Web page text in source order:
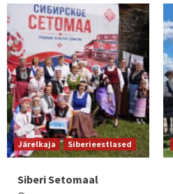
Järelkaja Siberieestlased
Siberi Setomaal